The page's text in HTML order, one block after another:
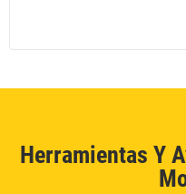
Herramientas Y